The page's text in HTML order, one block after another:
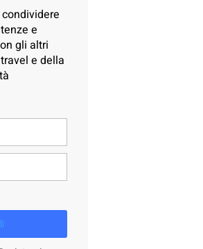
e
gli altri
e della